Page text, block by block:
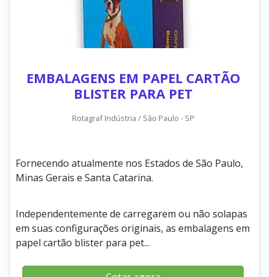
EMBALAGENS EM PAPEL CARTÃO
BLISTER PARA PET
Rotagraf Indústria / São Paulo - SP
Fornecendo atualmente nos Estados de São Paulo,
Minas Gerais e Santa Catarina.
Independentemente de carregarem ou não solapas
em suas configurações originais, as embalagens em
papel cartão blister para pet...